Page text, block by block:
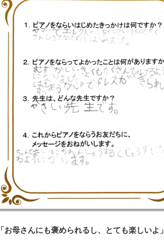
「お母さんにも褒められるし、とても楽しいよ」